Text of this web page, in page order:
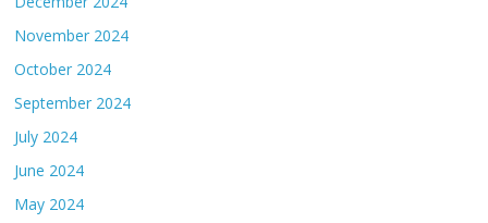
November 2024
October 2024
September 2024
July 2024
June 2024
May 2024